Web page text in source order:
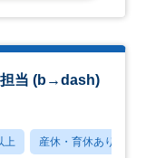
担当 (b→dash)
上 産休・育休あり